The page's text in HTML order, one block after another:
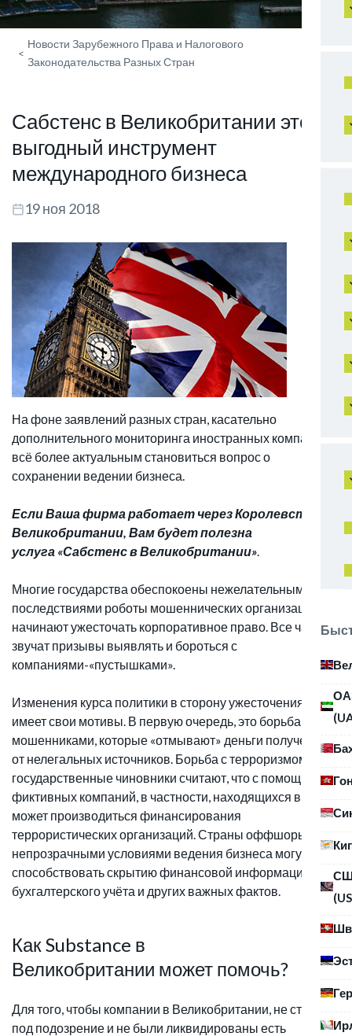
<
Новости Зарубежного Права и Налогового
Законодательства Разных Стран
Сабстенс в Великобритании это
выгодный инструмент
международного бизнеса
19 ноя 2018
На фоне заявлений разных стран, касательно
дополнительного мониторинга иностранных компаний,
всё более актуальным становиться вопрос о
сохранении ведении бизнеса.
Если Ваша фирма работает через Королевство
Великобритании, Вам будет полезна
услуга «Сабстенс в Великобритании».
Многие государства обеспокоены нежелательными
последствиями роботы мошеннических организаций, и
начинают ужесточать корпоративное право. Все чаще
звучат призывы выявлять и бороться с
компаниями-«пустышками».
Изменения курса политики в сторону ужесточения
имеет свои мотивы. В первую очередь, это борьба с
мошенниками, которые «отмывают» деньги полученные
от нелегальных источников. Борьба с терроризмом -
государственные чиновники считают, что с помощью
фиктивных компаний, в частности, находящихся в UK,
может производиться финансирования
террористических организаций. Страны оффшоры или с
непрозрачными условиями ведения бизнеса могут
способствовать скрытию финансовой информации,
бухгалтерского учёта и других важных фактов.
Как Substance в
Великобритании может помочь?
Для того, чтобы компании в Великобритании, не стали
под подозрение и не были ликвидированы есть